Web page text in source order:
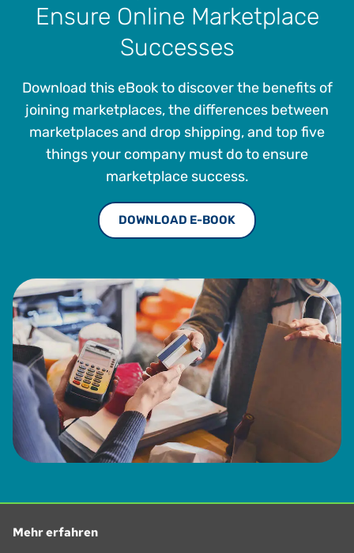
Ensure Online Marketplace
Successes
Download this eBook to discover the benefits of
joining marketplaces, the differences between
marketplaces and drop shipping, and top five
things your company must do to ensure
marketplace success.
DOWNLOAD E-BOOK
Mehr erfahren